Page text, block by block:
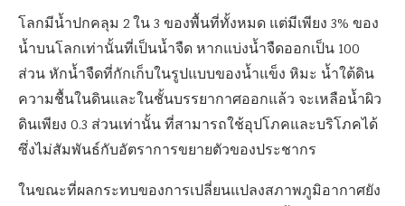
โลกมีน้ำปกคลุม 2 ใน 3 ของพื้นที่ทั้งหมด แต่มีเพียง 3% ของ
น้ำบนโลกเท่านั้นที่เป็นน้ำจืด หากแบ่งน้ำจืดออกเป็น 100
ส่วน หักน้ำจืดที่กักเก็บในรูปแบบของน้ำแข็ง หิมะ น้ำใต้ดิน
ความชื้นในดินและในชั้นบรรยากาศออกแล้ว จะเหลือน้ำผิว
ดินเพียง 0.3 ส่วนเท่านั้น ที่สามารถใช้อุปโภคและบริโภคได้
ซึ่งไม่สัมพันธ์กับอัตราการขยายตัวของประชากร
ในขณะที่ผลกระทบของการเปลี่ยนแปลงสภาพภูมิอากาศยัง